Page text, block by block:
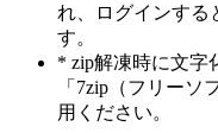
れ、ログインする
す。
* zip解凍時に文字
「7zip（フリーソ
用ください。